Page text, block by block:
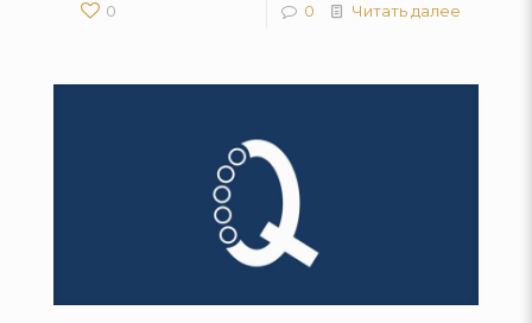
0 0 Читать далее